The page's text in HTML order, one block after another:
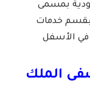
بمسمى
بقسم خدمات
الأسفل
الملك